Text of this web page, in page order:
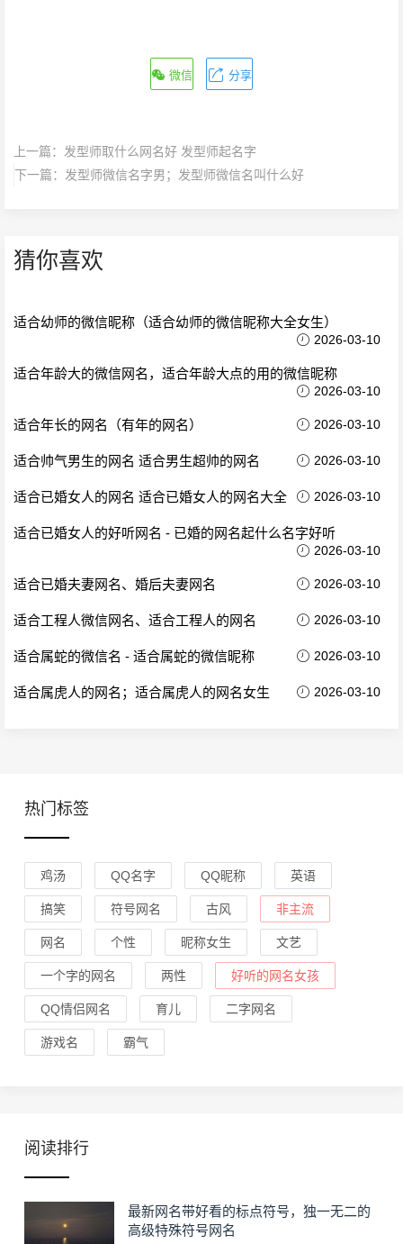
微信 分享
上一篇：
发型师取什么网名好 发型师起名字
下一篇：
发型师微信名字男；发型师微信名叫什么好
猜你喜欢
适合幼师的微信昵称（适合幼师的微信昵称大全女生）
2026-03-10
适合年龄大的微信网名，适合年龄大点的用的微信昵称
2026-03-10
适合年长的网名（有年的网名） 2026-03-10
适合帅气男生的网名 适合男生超帅的网名 2026-03-10
适合已婚女人的网名 适合已婚女人的网名大全 2026-03-10
适合已婚女人的好听网名 - 已婚的网名起什么名字好听
2026-03-10
适合已婚夫妻网名、婚后夫妻网名 2026-03-10
适合工程人微信网名、适合工程人的网名 2026-03-10
适合属蛇的微信名 - 适合属蛇的微信昵称 2026-03-10
适合属虎人的网名；适合属虎人的网名女生 2026-03-10
热门标签
鸡汤 QQ名字 QQ昵称 英语
搞笑 符号网名 古风 非主流
网名 个性 昵称女生 文艺
一个字的网名 两性 好听的网名女孩
QQ情侣网名 育儿 二字网名
游戏名 霸气
阅读排行
最新网名带好看的标点符号，独一无二的
高级特殊符号网名